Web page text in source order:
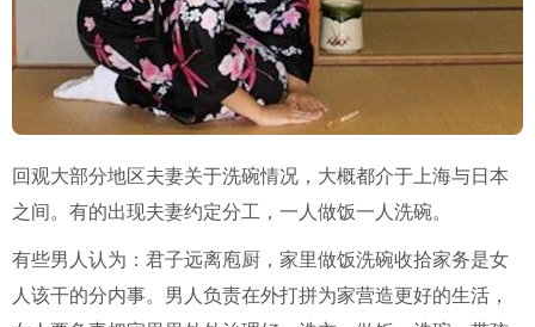
回观大部分地区夫妻关于洗碗情况，大概都介于上海与日本
之间。有的出现夫妻约定分工，一人做饭一人洗碗。
有些男人认为：君子远离庖厨，家里做饭洗碗收拾家务是女
人该干的分内事。男人负责在外打拼为家营造更好的生活，